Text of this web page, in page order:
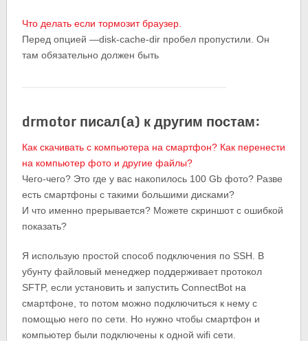
Что делать если тормозит браузер.
Перед опцией —disk-cache-dir пробел пропустили. Он
там обязательно должен быть
drmotor писал(а) к другим постам:
Как скачивать с компьютера на смартфон? Как перенести
на компьютер фото и другие файлы?
Чего-чего? Это где у вас накопилось 100 Gb фото? Разве
есть смартфоны с такими большими дисками?
И что именно прерывается? Можете скриншот с ошибкой
показать?
Я использую простой способ подключения по SSH. В
убунту файловый менеджер поддерживает протокол
SFTP, если установить и запустить ConnectBot на
смартфоне, то потом можно подключиться к нему с
помощью него по сети. Но нужно чтобы смартфон и
компьютер были подключены к одной wifi сети.